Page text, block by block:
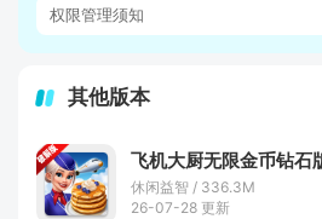
权限管理须知
其他版本
休闲益智 / 336.3M
26-07-28 更新